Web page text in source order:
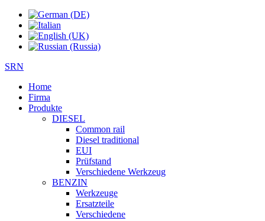
SRN
Home
Firma
Produkte
DIESEL
Common rail
Diesel traditional
EUI
Prüfstand
Verschiedene Werkzeug
BENZIN
Werkzeuge
Ersatzteile
Verschiedene